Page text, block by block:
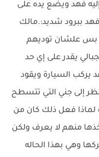
فهد ويضع يده على
ببرود شديد:.مالك
بس علشان توديهم
يقدر على إي حد
يركب السيارة ويقود
إلى جني التي تتسطح
لماذا فعل ذلك كان من
منهم لا يعرف ولكن
وهي بهذا الحاله